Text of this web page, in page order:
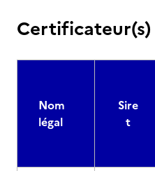
Certificateur(s)
Nom
légal
Sire
t